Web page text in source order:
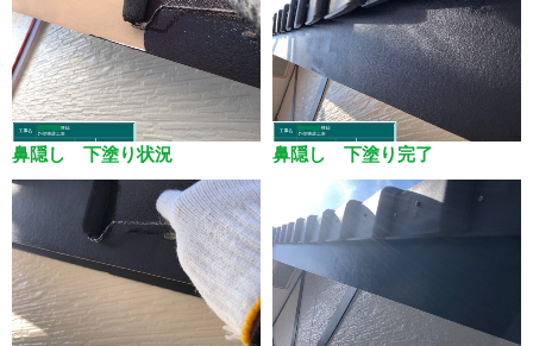
鼻隠し 下塗り状況 鼻隠し 下塗り完了